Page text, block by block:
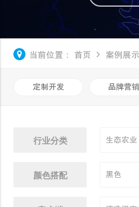
当前位置： 首页 案例展示
定制开发 品牌营销
行业分类
颜色搭配